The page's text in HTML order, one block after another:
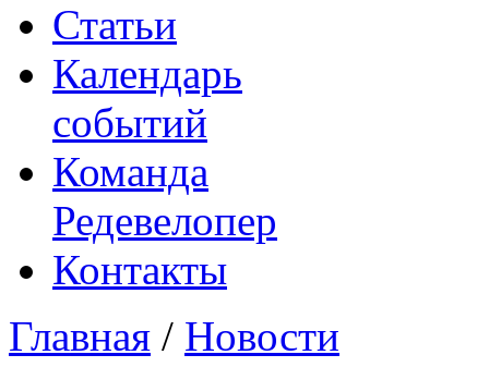
Статьи
Календарь
событий
Команда
Редевелопер
Контакты
Главная / Новости